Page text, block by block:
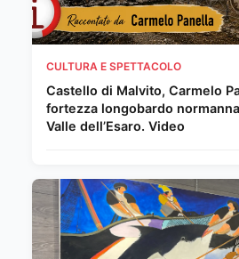
CULTURA E SPETTACOLO
Castello di Malvito, Carmelo
fortezza longobardo
Valle dell’Esaro. Video